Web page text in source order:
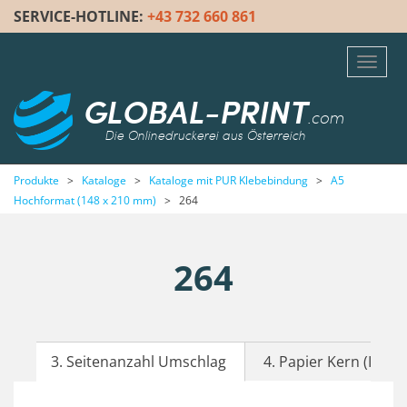
SERVICE-HOTLINE: +43 732 660 861
GLOBAL-PRINT.com
Die Onlinedruckerei aus Österreich
Produkte > Kataloge > Kataloge mit PUR Klebebindung > A5
Hochformat (148 x 210 mm) > 264
264
3. Seitenanzahl Umschlag 4. Papier Kern